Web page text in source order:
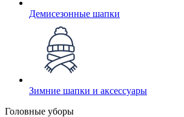
Демисезонные шапки
Зимние шапки и аксессуары
Головные уборы